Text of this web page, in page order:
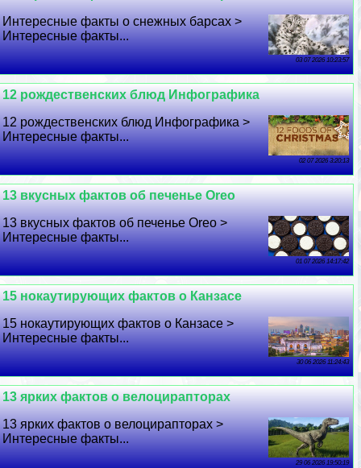
Интересные факты о снежных барсах >
Интересные факты...
03 07 2026 10:23:57
12 рождественских блюд Инфографика
12 рождественских блюд Инфографика >
Интересные факты...
02 07 2026 3:20:13
13 вкусных фактов об печенье Oreo
13 вкусных фактов об печенье Oreo >
Интересные факты...
01 07 2026 14:17:42
15 нокаутирующих фактов о Канзасе
15 нокаутирующих фактов о Канзасе >
Интересные факты...
30 06 2026 11:24:43
13 ярких фактов о велоцирапторах
13 ярких фактов о велоцирапторах >
Интересные факты...
29 06 2026 19:50:19